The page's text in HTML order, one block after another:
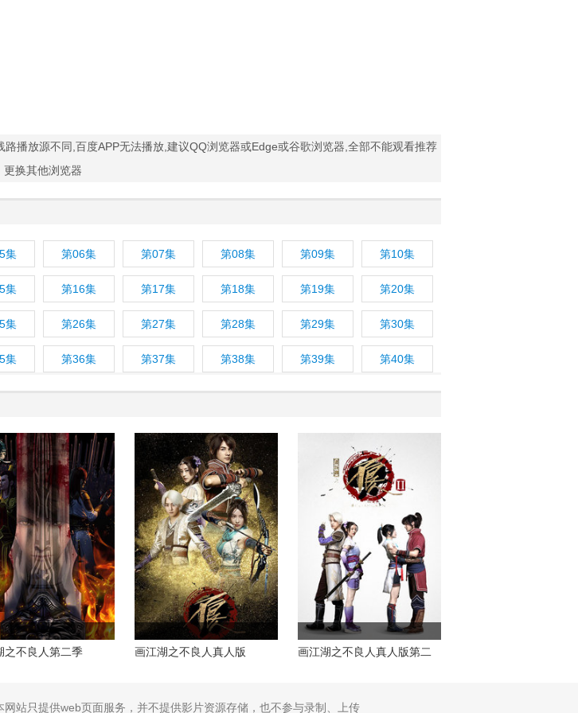
路播放源不同,百度APP无法播放,建议QQ浏览器或Edge或谷歌浏览器,全部不能观看推荐
更换其他浏览器
集 第06集 第07集 第08集 第09集 第10集
集 第16集 第17集 第18集 第19集 第20集
集 第26集 第27集 第28集 第29集 第30集
集 第36集 第37集 第38集 第39集 第40集
之不良人第二季 画江湖之不良人真人版
画江湖之不良人真人版第二
站只提供web页面服务，并不提供影片资源存储，也不参与录制、上传